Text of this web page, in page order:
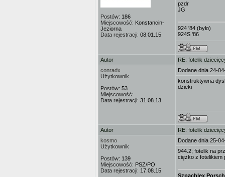
Postów: 186
Miejscowość: Konstancin-
Jeziorna
Data rejestracji: 08.01.15
pzdr
JG
924 '84 (było)
924S '86
Autor
RE: fotelik
conradx
Użytkownik
Postów: 53
Miejscowość:
Data rejestracji: 31.08.13
Dodane dnia 24-
konstruktywna
dzieki
Autor
RE: fotelik
kosmo
Użytkownik
Postów: 139
Miejscowość: PSZ/PO
Data rejestracji: 17.08.15
Dodane dnia 25-
944.2; fotelik na
ciężko z fotelikiem
Szpachlex